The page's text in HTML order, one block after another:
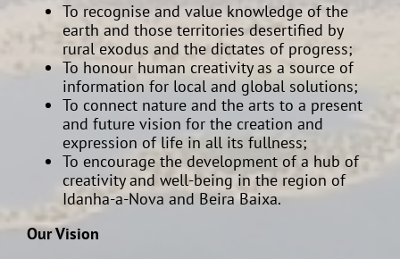
To recognise and value knowledge of the
earth and those territories desertified by
rural exodus and the dictates of progress;
To honour human creativity as a source of
information for local and global solutions;
To connect nature and the arts to a present
and future vision for the creation and
expression of life in all its fullness;
To encourage the development of a hub of
creativity and well-being in the region of
Idanha-a-Nova and Beira Baixa.
Our Vision